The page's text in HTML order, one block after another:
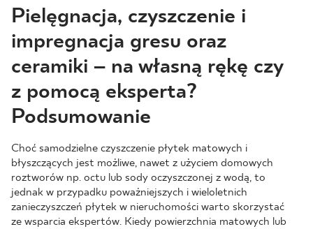
Pielęgnacja, czyszczenie i
impregnacja gresu oraz
ceramiki – na własną rękę czy
z pomocą eksperta?
Podsumowanie
Choć samodzielne czyszczenie płytek matowych i
błyszczących jest możliwe, nawet z użyciem domowych
roztworów np. octu lub sody oczyszczonej z wodą, to
jednak w przypadku poważniejszych i wieloletnich
zanieczyszczeń płytek w nieruchomości warto skorzystać
ze wsparcia ekspertów. Kiedy powierzchnia matowych lub